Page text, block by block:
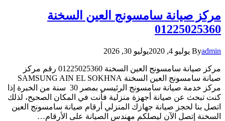
مركز صيانة سامسونج العين السخنة
01225025360
Byadmin يوليو 4, 2020 يوليو 30, 2026
مركز صيانة سامسونج العين السخنة 01225025360 رقم مركز
صيانة سامسونج العين السخنة SAMSUNG AIN EL SOKHNA
مركز خدمة صيانة سامسونج الرئيسي بمصر 30 سنة من الخبرة إذا
كنت تبحث عن صيانة أجهزة منزلية فأنت في المكان الصحيح، لذلك
اتصل بنا لحجز صيانة جهازك المنزلي أرقام صيانة سامسونج العين
السخنة إتصل الآن ليصلكم مهندس الصيانة على الأرقام…